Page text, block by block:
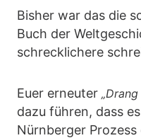
Bisher war das die
Buch der
schrecklichere
Euer erneuter
dazu führen, dass
Nürnberger